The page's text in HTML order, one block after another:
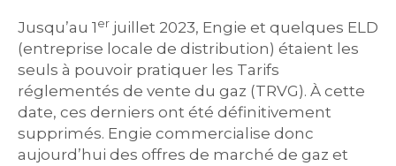
Jusqu’au 1 er juillet 2023, Engie et quelques ELD
(entreprise locale de distribution) étaient les
seuls à pouvoir pratiquer les Tarifs
réglementés de vente du gaz (TRVG). À cette
date, ces derniers ont été définitivement
supprimés. Engie commercialise donc
aujourd’hui des offres de marché de gaz et